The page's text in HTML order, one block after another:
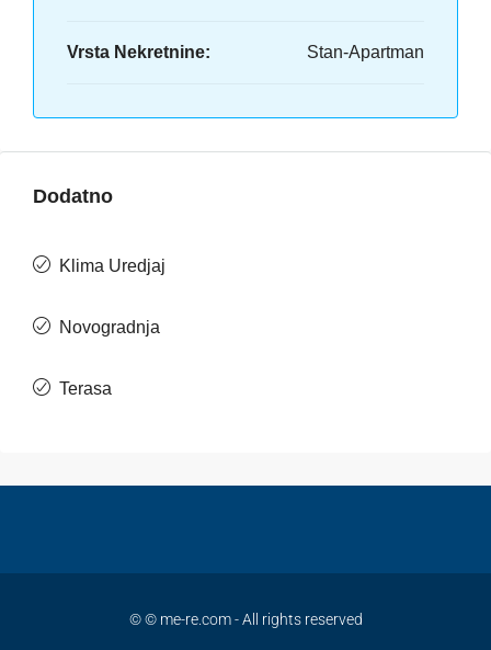
Vrsta Nekretnine: Stan-Apartman
Dodatno
Klima Uredjaj
Novogradnja
Terasa
© © me-re.com - All rights reserved